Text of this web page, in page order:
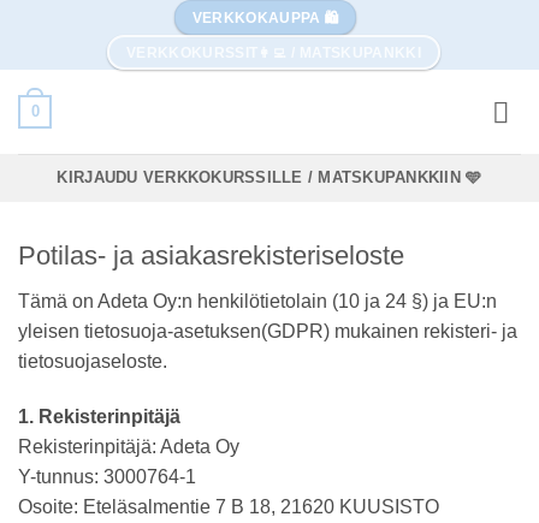
content
VERKKOKAUPPA 🛍️
0
KIRJAUDU VERKKOKURSSILLE / MATSKUPANKKIIN 🩵
Potilas- ja asiakasrekisteriseloste
Tämä on Adeta Oy:n henkilötietolain (10 ja 24 §) ja EU:n
yleisen tietosuoja-asetuksen(GDPR) mukainen rekisteri- ja
tietosuojaseloste.
1. Rekisterinpitäjä
Rekisterinpitäjä: Adeta Oy
Y-tunnus: 3000764-1
Osoite: Eteläsalmentie 7 B 18, 21620 KUUSISTO